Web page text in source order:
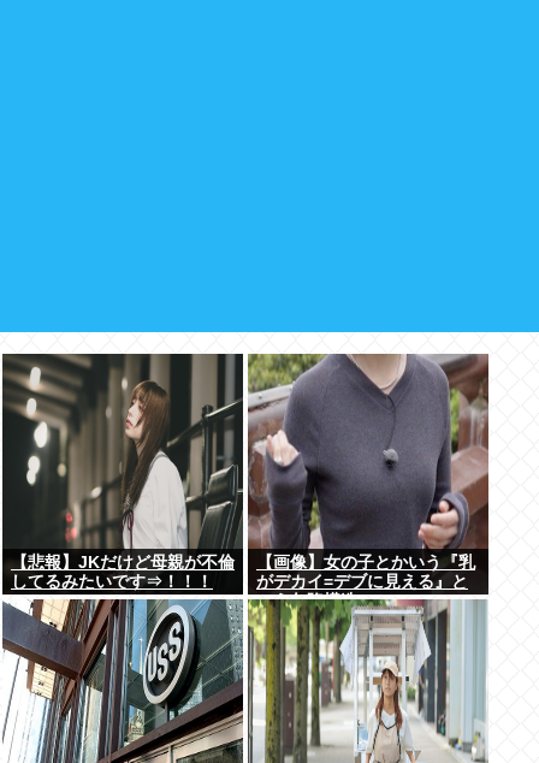
【悲報】JKだけど母親が不倫
してるみたいです⇒！！！
【画像】女の子とかいう『乳
がデカイ=デブに見える』と
いう欠陥構造www